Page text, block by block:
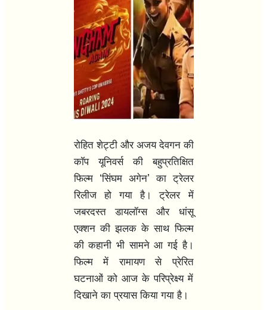
रोहित शेट्टी और अजय देवगन की
कॉप यूनिवर्स की बहुप्रतिक्षित
फिल्म ‘सिंघम अगेन’
का ट्रेलर
रिलीज हो गया है। ट्रेलर में
जबरदस्त डायलॉग्स और धांसू
एक्शन की झलक के साथ फिल्म
की कहानी भी सामने आ गई है।
फिल्म में रामायण से प्रेरित
घटनाओं को आज के परिप्रेक्ष्य में
दिखाने का प्रयास किया गया है।